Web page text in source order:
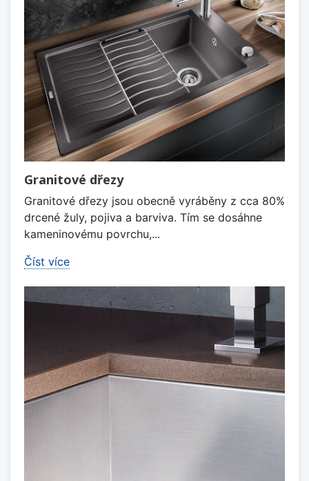
Granitové dřezy
Granitové dřezy jsou obecně vyráběny z cca 80%
drcené žuly, pojiva a barviva. Tím se dosáhne
kameninovému povrchu,...
Číst více